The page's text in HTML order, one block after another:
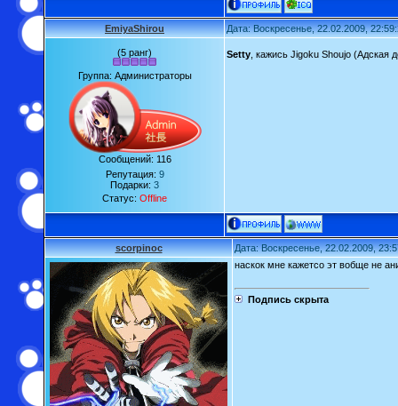
EmiyaShirou Дата: Воскресенье, 22.02.2009,
(5 ранг)
Группа: Администраторы
Сообщений: 116
Репутация: 9
Подарки: 3
Статус: Offline
Setty , кажись Jigoku Shoujo (Адская
scorpinoc
Дата: Воскресенье, 22.02.2009,
наскок мне кажетсо эт вобще не
Подпись скрыта